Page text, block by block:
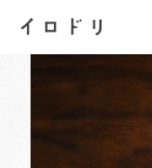
イロドリ